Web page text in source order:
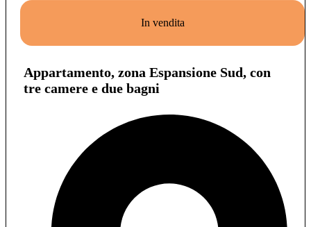
In vendita
Appartamento, zona Espansione Sud, con
tre camere e due bagni